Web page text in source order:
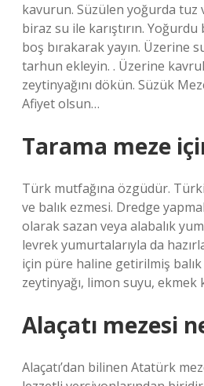
kavurun. Süzülen yoğurda tuz
biraz su ile karıştırın. Yoğurdu
boş bırakarak yayın. Üzerine
tarhun ekleyin. . Üzerine
zeytinyağını dökün. Süzük
Afiyet olsun…
Tarama meze
Türk mutfağına özgüdür.
ve balık ezmesi. Dredge
olarak sazan veya alabalık
levrek yumurtalarıyla da
için püre haline getirilmiş
zeytinyağı, limon suyu, ekmek
Alaçatı mezesi
Alaçatı’dan bilinen Atatürk